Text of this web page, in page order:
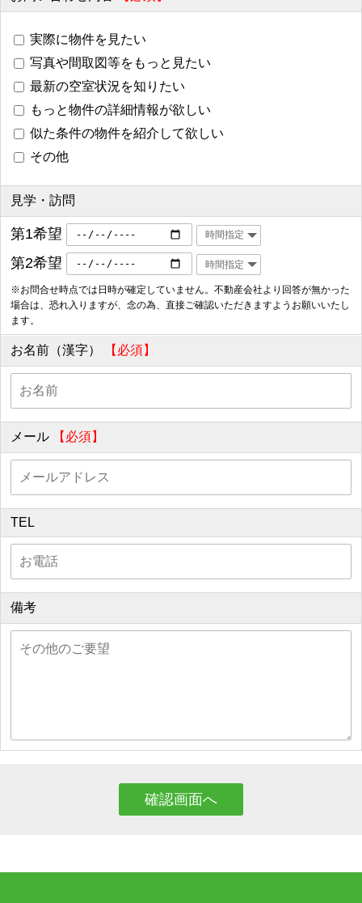
実際に物件を見たい
写真や間取図等をもっと見たい
最新の空室状況を知りたい
もっと物件の詳細情報が欲しい
似た条件の物件を紹介して欲しい
その他
見学・訪問
第1希望
第2希望
※お問合せ時点では日時が確定していません。不動産会社より回答が無かった
場合は、恐れ入りますが、念の為、直接ご確認いただきますようお願いいたし
ます。
お名前（漢字） 【必須】
メール 【必須】
TEL
備考